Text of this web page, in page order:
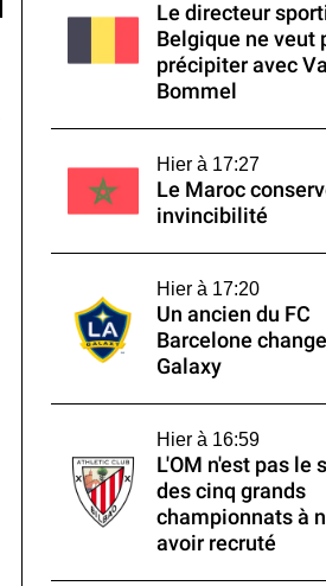
Le directeur
Belgique ne veut
précipiter avec
Bommel
Hier à 17:27
Le Maroc
invincibilité
Hier à 17:20
Un ancien du FC
Barcelone
Galaxy
Hier à 16:59
L'OM n'est pas le
des cinq grands
championnats à
avoir recruté